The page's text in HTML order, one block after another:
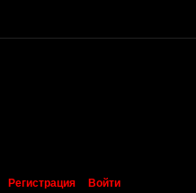
Регистрация Войти